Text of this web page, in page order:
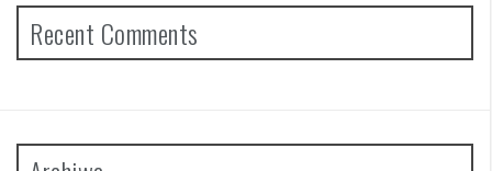
Recent Comments